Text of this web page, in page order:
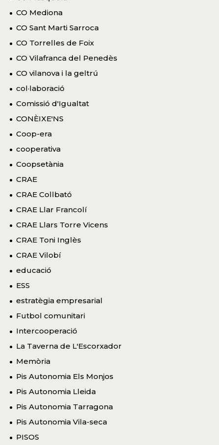
CO Mediona
CO Sant Marti Sarroca
CO Torrelles de Foix
CO Vilafranca del Penedès
CO vilanova i la geltrú
col·laboració
Comissió d'Igualtat
CONÈIXE'NS
Coop-era
cooperativa
Coopsetània
CRAE
CRAE Collbató
CRAE Llar Francolí
CRAE Llars Torre Vicens
CRAE Toni Inglès
CRAE Vilobí
educació
ESS
estratègia empresarial
Futbol comunitari
Intercooperació
La Taverna de L'Escorxador
Memòria
Pis Autonomia Els Monjos
Pis Autonomia Lleida
Pis Autonomia Tarragona
Pis Autonomia Vila-seca
PISOS